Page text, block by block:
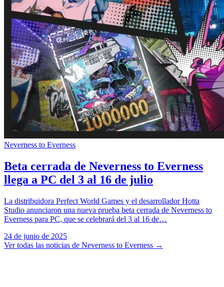
Neverness to Everness
Beta cerrada de Neverness to Everness
llega a PC del 3 al 16 de julio
La distribuidora Perfect World Games y el desarrollador Hotta
Studio anunciaron una nueva prueba beta cerrada de Neverness to
Everness para PC, que se celebrará del 3 al 16 de…
24 de junio de 2025
Ver todas las noticias de Neverness to Everness →